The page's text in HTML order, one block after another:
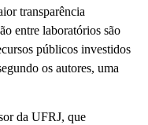
transparência
entre laboratórios são
públicos investidos
os autores, uma
da UFRJ, que